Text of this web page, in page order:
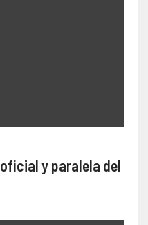
y paralela del